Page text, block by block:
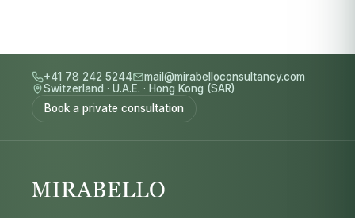
+41 78 242 5244
mail@mirabelloconsultancy.com
Switzerland · U.A.E. · Hong Kong (SAR)
Book a private consultation